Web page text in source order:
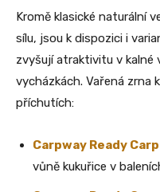
Kromě klasické naturální
sílu, jsou k dispozici i
zvyšují atraktivitu v kalné
vycházkách. Vařená
příchutích:
Carpway Ready
vůně kukuřice v